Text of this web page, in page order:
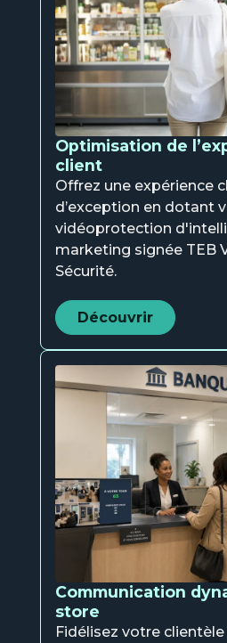
Optimisation de
client
Offrez une expérience
d’exception en dotant
vidéoprotection
marketing signée TEB
Sécurité.
Découvrir
Communication
store
Fidélisez votre clientèle